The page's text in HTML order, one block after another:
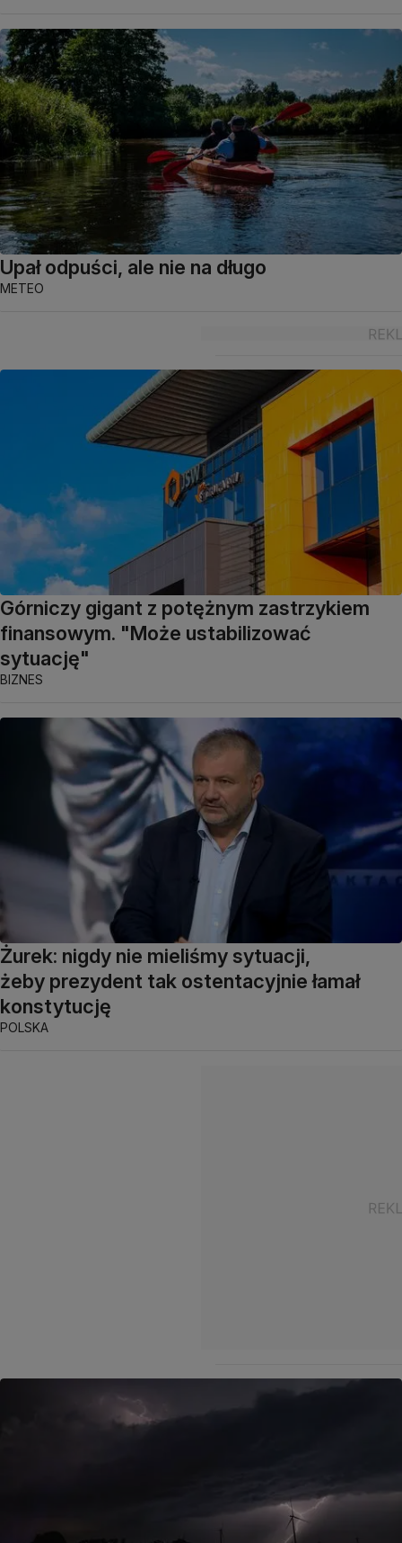
Upał odpuści, ale nie na długo
METEO
Górniczy gigant z potężnym zastrzykiem
finansowym. "Może ustabilizować
sytuację"
BIZNES
Żurek: nigdy nie mieliśmy sytuacji,
żeby prezydent tak ostentacyjnie łamał
konstytucję
POLSKA